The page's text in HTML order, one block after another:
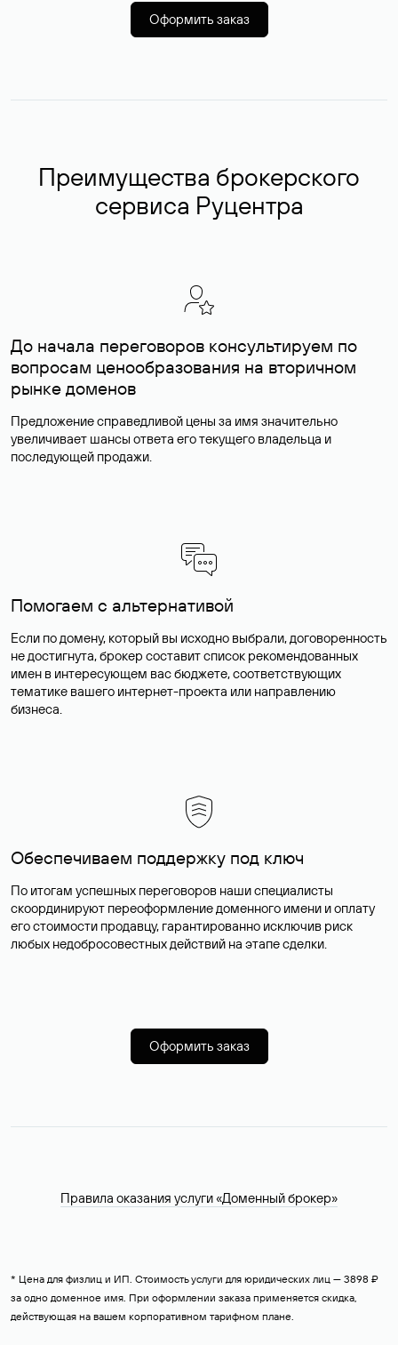
Оформить заказ
Преимущества брокерского
сервиса Руцентра
До начала переговоров консультируем по
вопросам ценообразования на вторичном
рынке доменов
Предложение справедливой цены за имя значительно
увеличивает шансы ответа его текущего владельца и
последующей продажи.
Помогаем с альтернативой
Если по домену, который вы исходно выбрали, договоренность
не достигнута, брокер составит список рекомендованных
имен в интересующем вас бюджете, соответствующих
тематике вашего интернет-проекта или направлению
бизнеса.
Обеспечиваем поддержку под ключ
По итогам успешных переговоров наши специалисты
скоординируют переоформление доменного имени и оплату
его стоимости продавцу, гарантированно исключив риск
любых недобросовестных действий на этапе сделки.
Оформить заказ
Правила оказания услуги «Доменный брокер»
* Цена для физлиц и ИП. Стоимость услуги для юридических лиц — 3898 ₽
за одно доменное имя. При оформлении заказа применяется скидка,
действующая на вашем корпоративном тарифном плане.